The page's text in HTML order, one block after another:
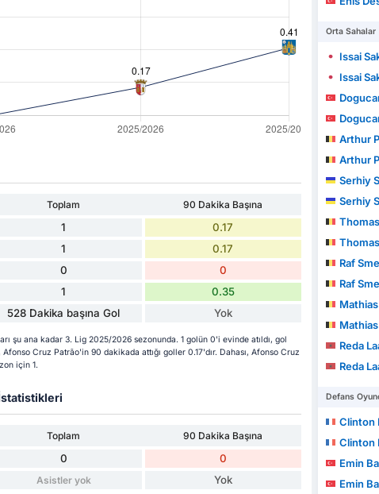
Toplam
90 Dakika Başına
1 0.17
1 0.17
0 0
1 0.35
528 Dakika başına Gol Yok
şu ana kadar 3. Lig 2025/2026 sezonunda. 1 golün 0'i evinde atıldı, gol
Cruz Patrão'in 90 dakikada attığı goller 0.17'dır. Dahası, Afonso Cruz
için 1.
Toplam
90 Dakika Başına
0 0
Asistler yok Yok
Orta Sahalar
Issai
Issai
Arthur
Arthur
Serhiy
Serhiy
Thomas
Thomas
Raf
Raf
Reda
Reda
Defans
Clinton
Clinton
Emin
Emin